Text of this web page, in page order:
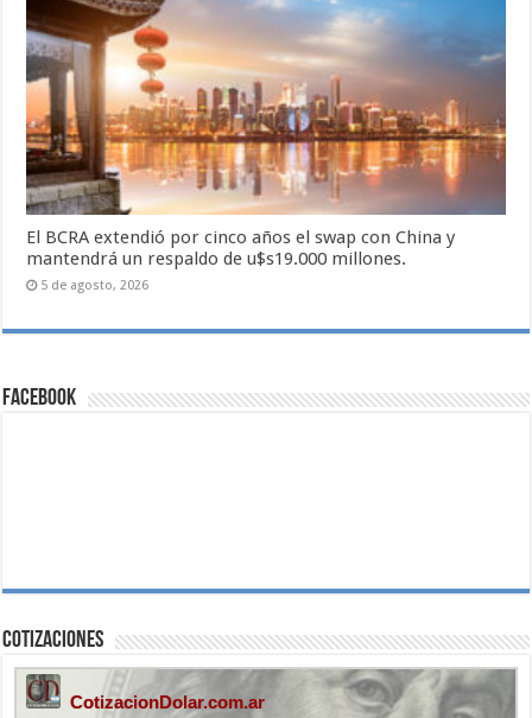
El BCRA extendió por cinco años el swap con China y
mantendrá un respaldo de u$s19.000 millones.
5 de agosto, 2026
Facebook
Cotizaciones